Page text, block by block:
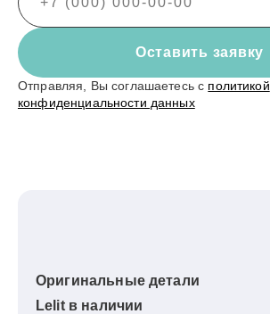
Оставить заявку
Отправляя, Вы соглашаетесь с политикой
конфиденциальности данных
Оригинальные детали
Lelit в наличии